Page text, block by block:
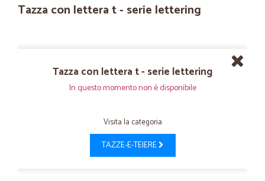
Tazza con lettera t - serie lettering
Tazza con lettera t - serie lettering
In questo momento non è disponibile
Visita la categoria
TAZZE-E-TEIERE